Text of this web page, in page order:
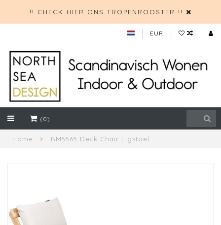
!! CHECK HIER ONS TROPENROOSTER !!
EUR
(0)
Home BM5565 Deck Chair Ligstoel